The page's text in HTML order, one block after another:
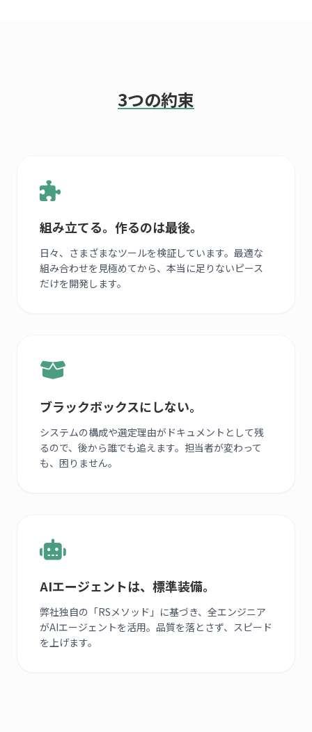
3つの約束
組み立てる。作るのは最後。
日々、さまざまなツールを検証しています。最適な
組み合わせを見極めてから、本当に足りないピース
だけを開発します。
ブラックボックスにしない。
システムの構成や選定理由がドキュメントとして残
るので、後から誰でも追えます。担当者が変わって
も、困りません。
AIエージェントは、標準装備。
弊社独自の「RSメソッド」に基づき、全エンジニア
がAIエージェントを活用。品質を落とさず、スピード
を上げます。